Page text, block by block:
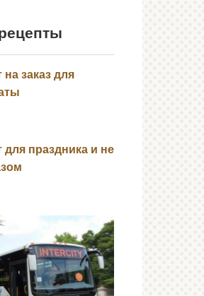
на заказ для
для праздника и не